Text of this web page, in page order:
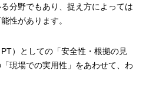
分野でもあり、捉え方によっては
性があります。
）としての「安全性・根拠の見
現場での実用性」をあわせて、わ